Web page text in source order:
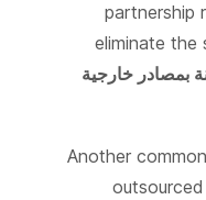
partnership
eliminate
بمصادر خارجية
Another